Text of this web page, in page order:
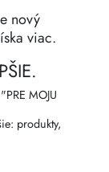
nový
viac.
MOJU
produkty,